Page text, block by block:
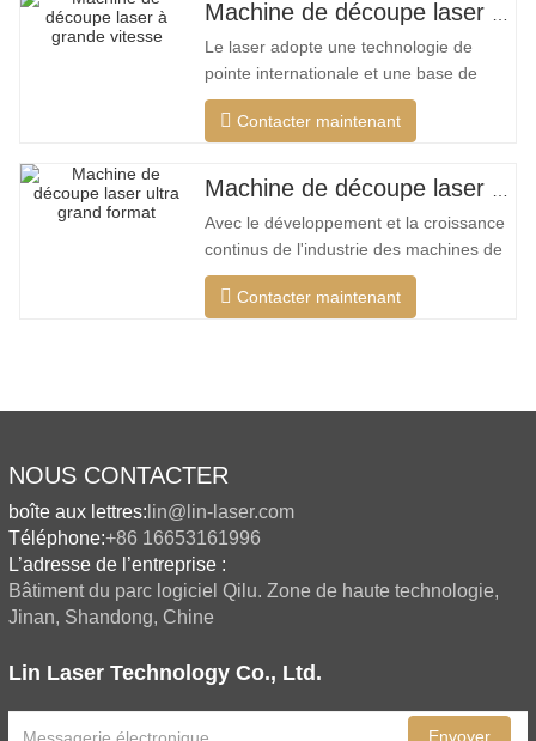
Machine de découpe laser à grand encerclement à grande vitesse
Le laser adopte une technologie de
pointe internationale et une base de
données de processus de découpe
unique, qui peut effectuer différentes
matériaux, optimiser la surface de
coupe, couper une plus large gamme de
matériaux, une vitesse plus rapide, une
Contacter maintenant
Machine de découpe laser ultra grand format bon marché
Avec le développement et la croissance
continus de l'industrie des machines de
découpe laser de mon pays, il existe de
plus en plus de types de machines de
produits fabriqués par les grandes
Contacter maintenant
NOUS CONTACTER
boîte aux lettres: lin@lin-laser.com
Téléphone:+86 16653161996
L’adresse de l’entreprise :
Bâtiment du parc logiciel Qilu. Zone de haute technologie,
Jinan, Shandong, Chine
Lin Laser Technology Co., Ltd.
Envoyer